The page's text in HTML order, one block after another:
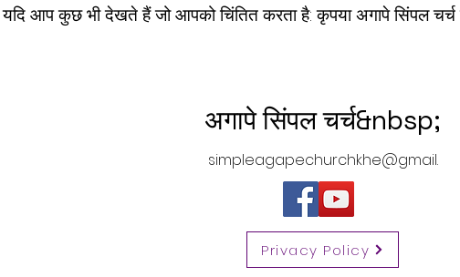
यदि आप कुछ भी देखते हैं जो आपको चिंतित करता है: कृपया अगापे सिंपल
अगापे सिंपल चर्च&nbsp;
simpleagapechurchkhe@gmail.
com
Privacy Policy